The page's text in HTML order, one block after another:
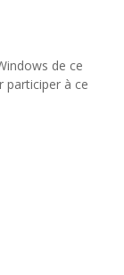
de ce
participer à ce